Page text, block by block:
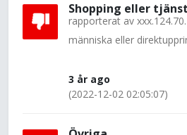
Shopping eller
rapporterat av
människa eller
3 år ago
(2022-12-02 02:05:07)